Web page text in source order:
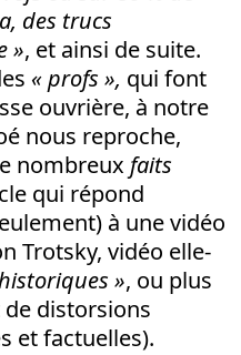
des trucs
», et ainsi de suite.
« profs », qui font
ouvrière, à notre
nous reproche,
nombreux faits
qui répond
à une vidéo
Trotsky, vidéo elle-
», ou plus
de distorsions
et factuelles).